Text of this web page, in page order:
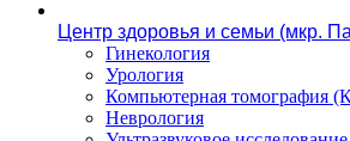
Центр здоровья и семьи (мкр.
Гинекология
Урология
Компьютерная томография
Неврология